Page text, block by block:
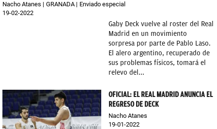
Nacho Atanes GRANADA
Enviado especial
19-02-2022
Gaby Deck vuelve al roster del Real
Madrid en un movimiento
sorpresa por parte de Pablo Laso.
El alero argentino, recuperado de
sus problemas físicos, tomará el
relevo del...
OFICIAL: EL REAL MADRID ANUNCIA EL
REGRESO DE DECK
Nacho Atanes
19-01-2022